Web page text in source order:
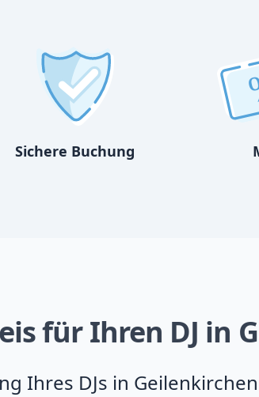
Sichere Buchung
für Ihren DJ in
Ihres DJs in